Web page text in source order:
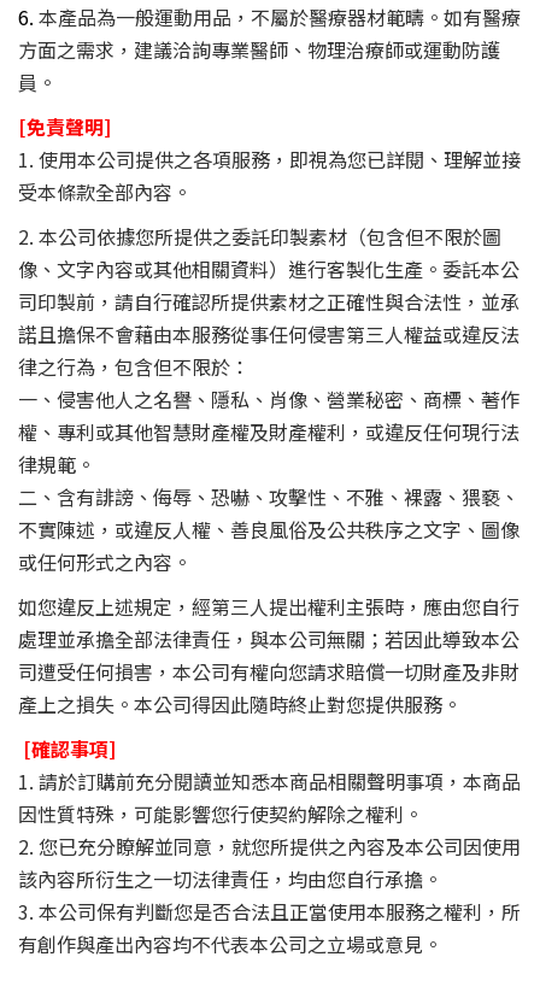
6. 本產品為一般運動用品，不屬於醫療器材範疇。如有醫療
方面之需求，建議洽詢專業醫師、物理治療師或運動防護
員。
[免責聲明]
1. 使用本公司提供之各項服務，即視為您已詳閱、理解並接
受本條款全部內容。
2. 本公司依據您所提供之委託印製素材（包含但不限於圖
像、文字內容或其他相關資料）進行客製化生產。委託本公
司印製前，請自行確認所提供素材之正確性與合法性，並承
諾且擔保不會藉由本服務從事任何侵害第三人權益或違反法
律之行為，包含但不限於：
一、侵害他人之名譽、隱私、肖像、營業秘密、商標、著作
權、專利或其他智慧財產權及財產權利，或違反任何現行法
律規範。
二、含有誹謗、侮辱、恐嚇、攻擊性、不雅、裸露、猥褻、
不實陳述，或違反人權、善良風俗及公共秩序之文字、圖像
或任何形式之內容。
如您違反上述規定，經第三人提出權利主張時，應由您自行
處理並承擔全部法律責任，與本公司無關；若因此導致本公
司遭受任何損害，本公司有權向您請求賠償一切財產及非財
產上之損失。本公司得因此隨時終止對您提供服務。
[確認事項]
1. 請於訂購前充分閱讀並知悉本商品相關聲明事項，本商品
因性質特殊，可能影響您行使契約解除之權利。
2. 您已充分瞭解並同意，就您所提供之內容及本公司因使用
該內容所衍生之一切法律責任，均由您自行承擔。
3. 本公司保有判斷您是否合法且正當使用本服務之權利，所
有創作與產出內容均不代表本公司之立場或意見。